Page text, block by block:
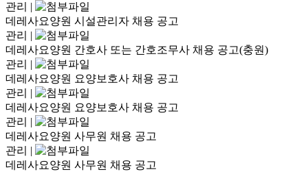
관리 |
데레사요양원 시설관리자 채용 공고
관리 |
데레사요양원 간호사 또는 간호조무사 채용 공고(충원)
관리 |
데레사요양원 요양보호사 채용 공고
관리 |
데레사요양원 요양보호사 채용 공고
관리 |
데레사요양원 사무원 채용 공고
관리 |
데레사요양원 사무원 채용 공고